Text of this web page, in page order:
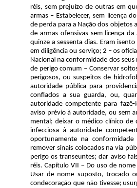
autoridade pública para
confiados a sua guarda, ou,
autoridade competente para
aviso prévio à autoridade, ou sem
mental; deixar o médico clínico de
infecciosa à autoridade
oportunamente na
remover sinais colocados na via
perigo os transeuntes; dar aviso
réis. Capítulo VII – Do uso de
Usar de nome suposto, trocado
condecoração que não tivesse;